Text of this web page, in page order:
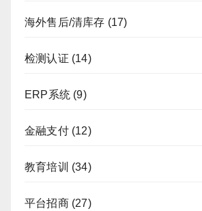
海外售后/清库存 (17)
检测认证 (14)
ERP系统 (9)
金融支付(12)
教育培训 (34)
平台招商(27)